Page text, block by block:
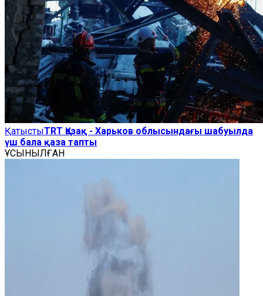
ҚатыстыTRT Қазақ - Харьков облысындағы шабуылда
үш бала қаза тапты
ҰСЫНЫЛҒАН